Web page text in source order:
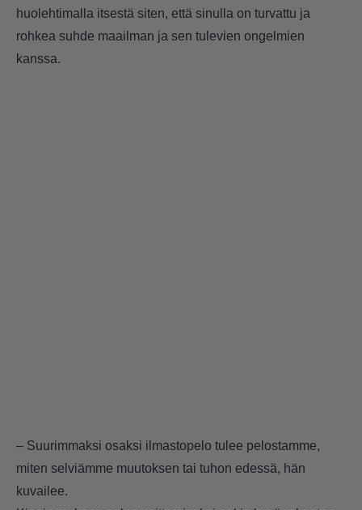
huolehtimalla itsestä siten, että sinulla on turvattu ja
rohkea suhde maailman ja sen tulevien ongelmien
kanssa.
– Suurimmaksi osaksi ilmastopelo tulee pelostamme,
miten selviämme muutoksen tai tuhon edessä, hän
kuvailee.